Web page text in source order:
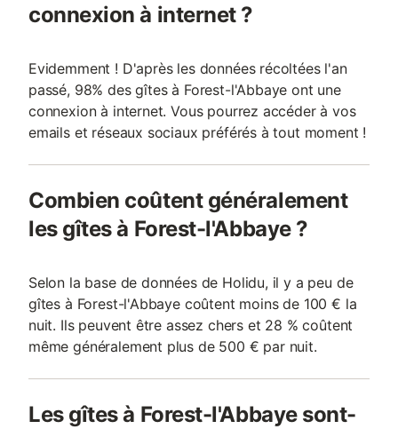
connexion à internet ?
Evidemment ! D'après les données récoltées l'an
passé, 98% des gîtes à Forest-l'Abbaye ont une
connexion à internet. Vous pourrez accéder à vos
emails et réseaux sociaux préférés à tout moment !
Combien coûtent généralement
les gîtes à Forest-l'Abbaye ?
Selon la base de données de Holidu, il y a peu de
gîtes à Forest-l'Abbaye coûtent moins de 100 € la
nuit. Ils peuvent être assez chers et 28 % coûtent
même généralement plus de 500 € par nuit.
Les gîtes à Forest-l'Abbaye sont-